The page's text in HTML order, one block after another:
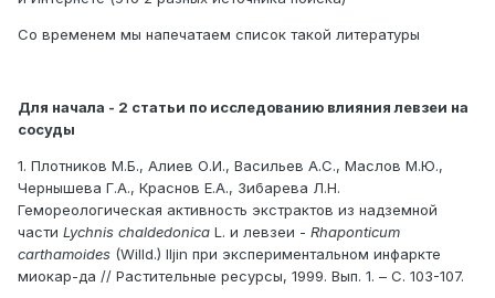
Со временем мы напечатаем список такой литературы
Для начала - 2 статьи по исследованию влияния левзеи на
сосуды
1. Плотников М.Б., Алиев О.И., Васильев А.С., Маслов М.Ю.,
Чернышева Г.А., Краснов Е.А., Зибарева Л.Н.
Гемореологическая активность экстрактов из надземной
части Lychnis chaldedonica L. и левзеи - Rhaponticum
carthamoides (Willd.) Iljin при экспериментальном инфаркте
миокар-да // Растительные ресурсы, 1999. Вып. 1. – С. 103-107.